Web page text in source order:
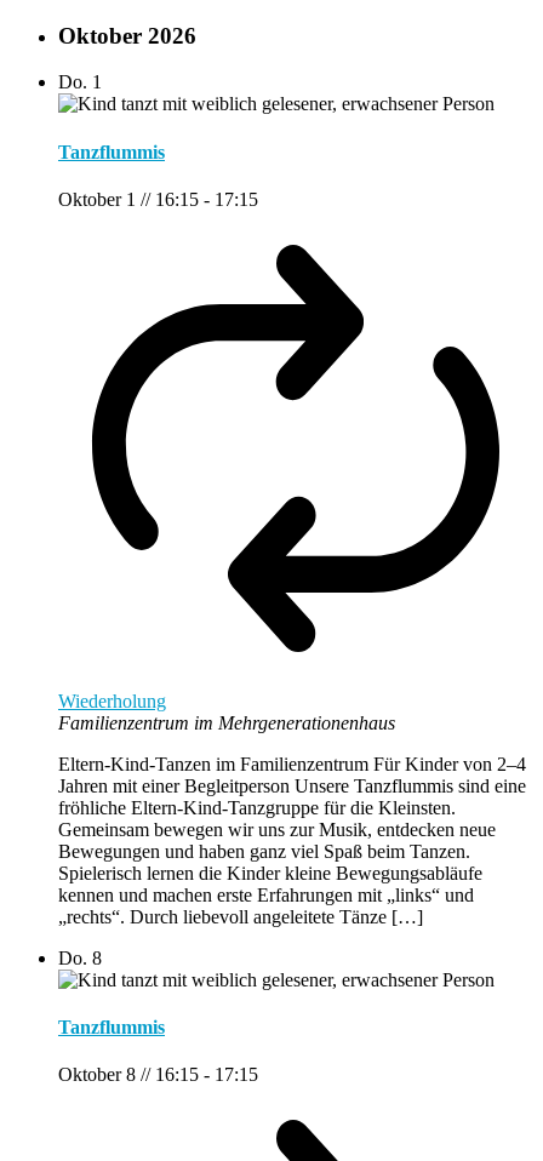
Oktober 2026
Do. 1
Tanzflummis
Oktober 1 // 16:15 - 17:15
Wiederholung
Familienzentrum im Mehrgenerationenhaus
Eltern-Kind-Tanzen im Familienzentrum Für Kinder von 2–4
Jahren mit einer Begleitperson Unsere Tanzflummis sind eine
fröhliche Eltern-Kind-Tanzgruppe für die Kleinsten.
Gemeinsam bewegen wir uns zur Musik, entdecken neue
Bewegungen und haben ganz viel Spaß beim Tanzen.
Spielerisch lernen die Kinder kleine Bewegungsabläufe
kennen und machen erste Erfahrungen mit „links“ und
„rechts“. Durch liebevoll angeleitete Tänze […]
Do. 8
Tanzflummis
Oktober 8 // 16:15 - 17:15